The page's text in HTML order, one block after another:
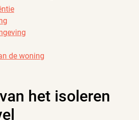
de woning
het isoleren